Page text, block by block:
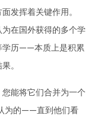
发挥着关键作用。
在国外获得的多个学
学历——本质上是积累
。
能将它们合并为一个
为的——直到他们看